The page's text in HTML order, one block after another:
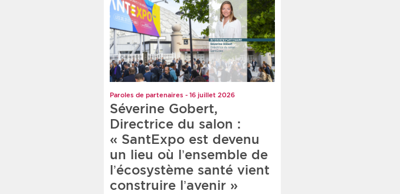
Paroles de partenaires - 16 juillet 2026
Séverine Gobert,
Directrice du salon :
« SantExpo est devenu
un lieu où l’ensemble de
l’écosystème santé vient
construire l’avenir »